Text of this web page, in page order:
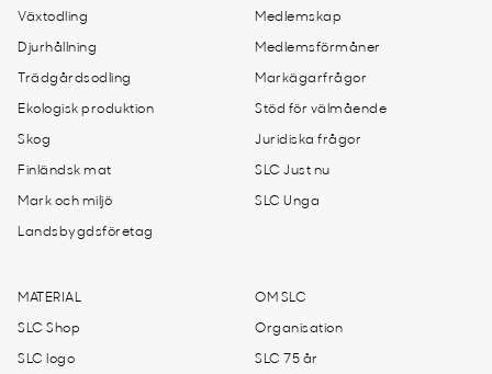
Växtodling
Djurhållning
Trädgårdsodling
Ekologisk produktion
Skog
Finländsk mat
Mark och miljö
Landsbygdsföretag
Medlemskap
Medlemsförmåner
Markägarfrågor
Stöd för välmående
Juridiska frågor
SLC Just nu
SLC Unga
MATERIAL
SLC Shop
SLC logo
OM SLC
Organisation
SLC 75 år